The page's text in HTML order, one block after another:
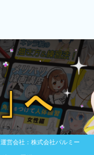
運営会社：株式会社パルミー